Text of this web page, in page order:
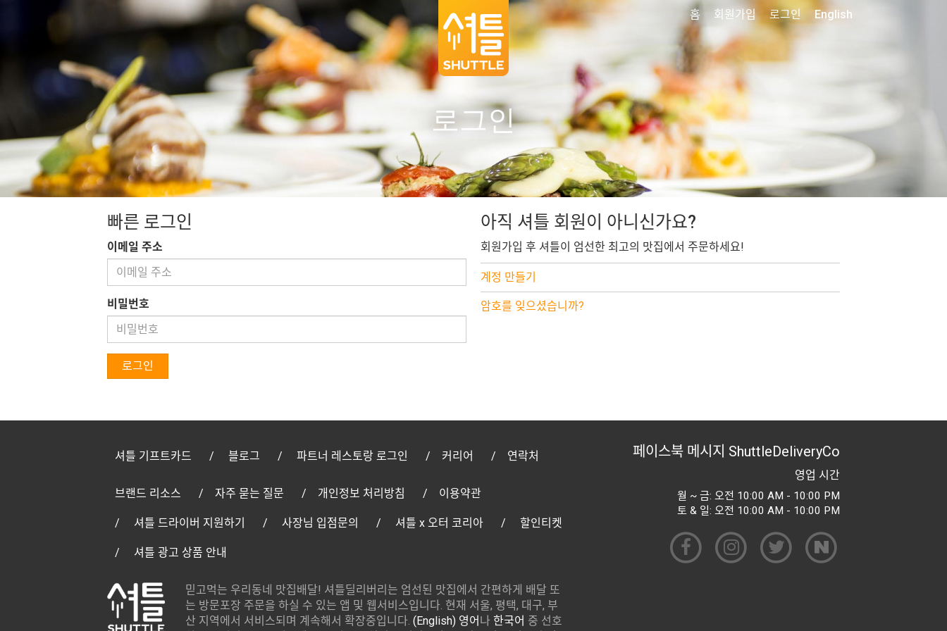
로그인
홈 회원가입 로그인 English
빠른 로그인
이메일 주소
비밀번호
로그인
아직 셔틀 회원이 아니신가요?
회원가입 후 셔틀이 엄선한 최고의 맛집에서 주문하세요!
계정 만들기
암호를 잊으셨습니까?
셔틀 기프트카드 블로그 파트너 레스토랑 로그인 커리어 연락처
브랜드 리소스 자주 묻는 질문 개인정보 처리방침 이용약관
셔틀 드라이버 지원하기 사장님 입점문의 셔틀 x 오터 코리아 할인티켓
셔틀 광고 상품 안내
믿고먹는 우리동네 맛집배달! 셔틀딜리버리는 엄선된 맛집에서 간편하게 배달 또
는 방문포장 주문을 하실 수 있는 앱 및 웹서비스입니다. 현재 서울, 평택, 대구, 부
산 지역에서 서비스되며 계속해서 확장중입니다.(English) 영어 나한국어 중 선호
페이스북 메시지 ShuttleDeliveryCo
영업 시간
월 ~ 금: 오전 10:00 AM - 10:00 PM
토 & 일: 오전 10:00 AM - 10:00 PM